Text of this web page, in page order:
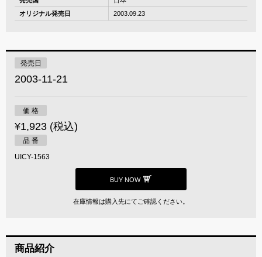
オリジナル発売日
2003.09.23
発売日
2003-11-21
価 格
¥1,923 (税込)
品 番
UICY-1563
BUY NOW
在庫情報は購入先にてご確認ください。
商品紹介